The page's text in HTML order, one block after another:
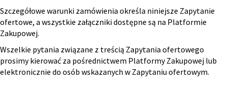
Szczegółowe warunki zamówienia określa niniejsze Zapytanie
ofertowe, a wszystkie załączniki dostępne są na Platformie
Zakupowej.
Wszelkie pytania związane z treścią Zapytania ofertowego
prosimy kierować za pośrednictwem Platformy Zakupowej lub
elektronicznie do osób wskazanych w Zapytaniu ofertowym.